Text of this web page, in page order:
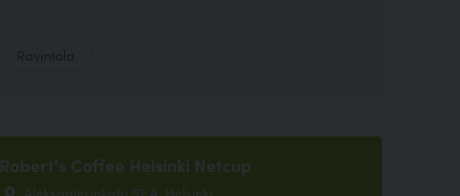
Robert's Coffee Helsinki Netcup
Aleksanterinkatu 52 A, Helsinki